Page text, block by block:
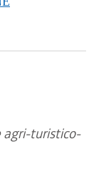
agri-turistico-